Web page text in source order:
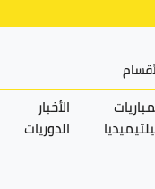
الأخبار
الدوريات